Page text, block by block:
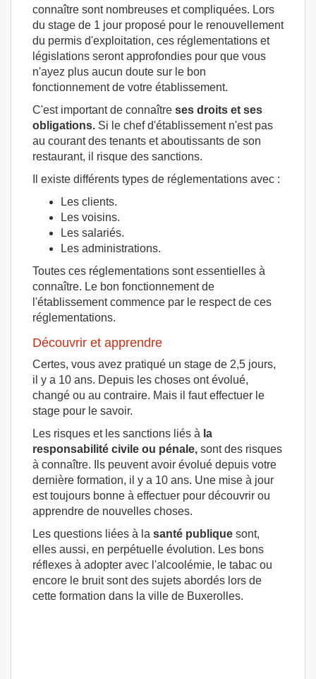
connaître sont nombreuses et compliquées. Lors
du stage de 1 jour proposé pour le renouvellement
du permis d'exploitation, ces réglementations et
législations seront approfondies pour que vous
n'ayez plus aucun doute sur le bon
fonctionnement de votre établissement.
C'est important de connaître ses droits et ses
obligations. Si le chef d'établissement n'est pas
au courant des tenants et aboutissants de son
restaurant, il risque des sanctions.
Il existe différents types de réglementations avec :
Les clients.
Les voisins.
Les salariés.
Les administrations.
Toutes ces réglementations sont essentielles à
connaître. Le bon fonctionnement de
l'établissement commence par le respect de ces
réglementations.
Découvrir et apprendre
Certes, vous avez pratiqué un stage de 2,5 jours,
il y a 10 ans. Depuis les choses ont évolué,
changé ou au contraire. Mais il faut effectuer le
stage pour le savoir.
Les risques et les sanctions liés à la
responsabilité civile ou pénale, sont des risques
à connaître. Ils peuvent avoir évolué depuis votre
dernière formation, il y a 10 ans. Une mise à jour
est toujours bonne à effectuer pour découvrir ou
apprendre de nouvelles choses.
Les questions liées à la santé publique sont,
elles aussi, en perpétuelle évolution. Les bons
réflexes à adopter avec l'alcoolémie, le tabac ou
encore le bruit sont des sujets abordés lors de
cette formation dans la ville de Buxerolles.